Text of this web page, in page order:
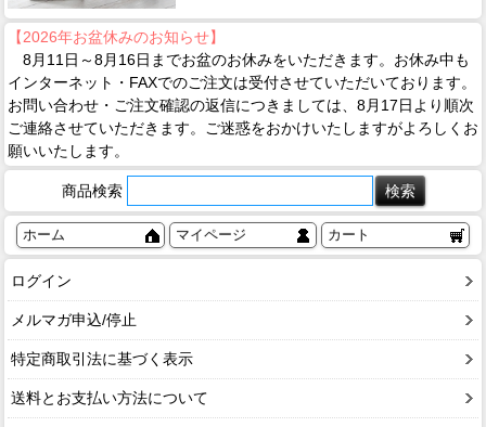
【2026年お盆休みのお知らせ】
8月11日～8月16日までお盆のお休みをいただきます。お休み中も
インターネット・FAXでのご注文は受付させていただいております。
お問い合わせ・ご注文確認の返信につきましては、8月17日より順次
ご連絡させていただきます。ご迷惑をおかけいたしますがよろしくお
願いいたします。
商品検索
ホーム マイページ カート
ログイン
メルマガ申込/停止
特定商取引法に基づく表示
送料とお支払い方法について